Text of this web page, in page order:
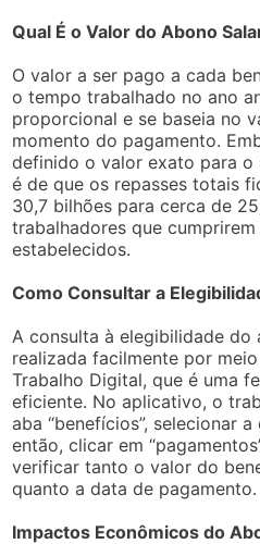
Qual É o Valor do Abono
O valor a ser pago a cada
o tempo trabalhado no ano
proporcional e se baseia no
momento do pagamento.
definido o valor exato para o
é de que os repasses totais
30,7 bilhões para cerca de
trabalhadores que
estabelecidos.
Como Consultar a
A consulta à elegibilidade do
realizada facilmente por
Trabalho Digital, que é uma
eficiente. No aplicativo, o
aba “benefícios”, selecionar
então, clicar em
verificar tanto o valor do
quanto a data de pagamento.
Impactos Econômicos do